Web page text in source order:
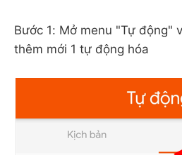
Bước 1: Mở menu "Tự động"
thêm mới 1 tự động hóa